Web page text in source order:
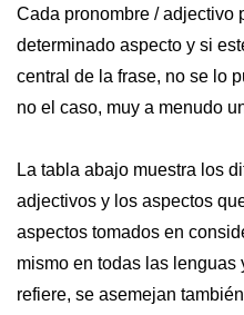
Cada pronombre / adjectivo
determinado aspecto y si
central de la frase, no se lo
no el caso, muy a menudo
La tabla abajo muestra los
adjectivos y los aspectos
aspectos tomados en
mismo en todas las lenguas
refiere, se asemejan